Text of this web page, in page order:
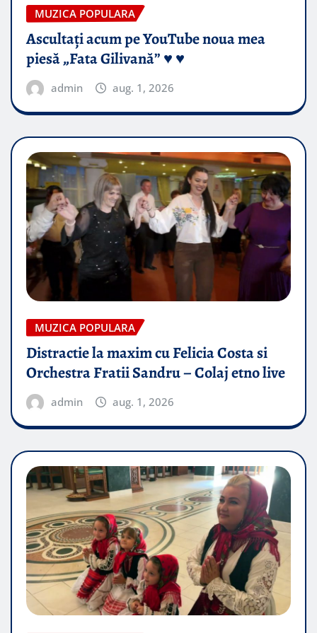
MUZICA POPULARA
Ascultați acum pe YouTube noua mea
piesă „Fata Gilivană” ♥️ ♥️
admin aug. 1, 2026
MUZICA POPULARA
Distractie la maxim cu Felicia Costa si
Orchestra Fratii Sandru – Colaj etno live
admin aug. 1, 2026